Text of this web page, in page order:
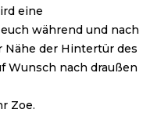
eine
während und nach
Nähe der Hintertür des
Wunsch nach draußen
Zoe.